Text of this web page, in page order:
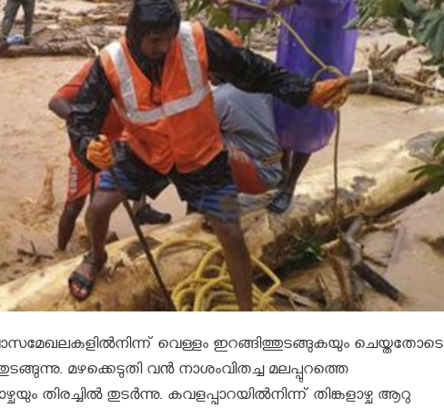
വെള്ളം ഇറങ്ങിത്തുടങ്ങുകയും ചെയ്തതോടെ
മഴക്കെടുതി വൻ നാശംവിതച്ച മലപ്പുറത്തെ
തിരച്ചിൽ തുടർന്നു. കവളപ്പാറയിൽനിന്ന് തിങ്കളാഴ്ച ആറു